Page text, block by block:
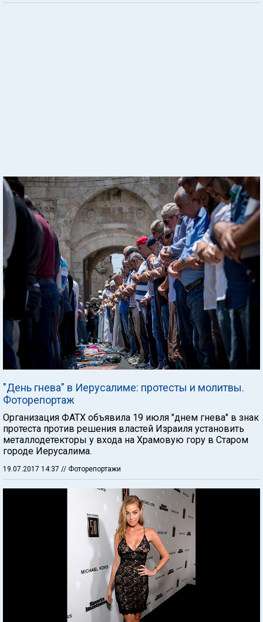
"День гнева" в Иерусалиме: протесты и молитвы.
Фоторепортаж
Организация ФАТХ объявила 19 июля "днем гнева" в знак
протеста против решения властей Израиля установить
металлодетекторы у входа на Храмовую гору в Старом
городе Иерусалима.
19.07.2017 14:37 // Фоторепортажи